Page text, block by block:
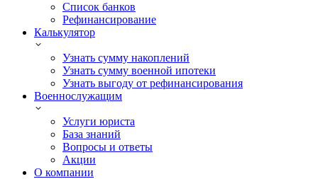
Список банков
Рефинансирование
Калькулятор
Узнать сумму накоплений
Узнать сумму военной ипотеки
Узнать выгоду от рефинансирования
Военнослужащим
Услуги юриста
База знаний
Вопросы и ответы
Акции
О компании